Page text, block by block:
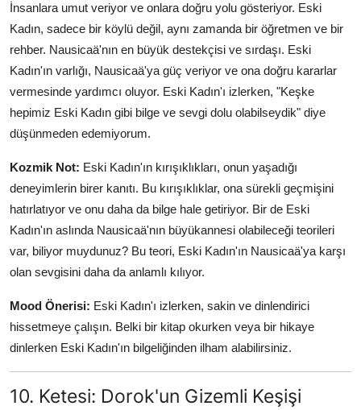
İnsanlara umut veriyor ve onlara doğru yolu gösteriyor. Eski
Kadın, sadece bir köylü değil, aynı zamanda bir öğretmen ve bir
rehber. Nausicaä'nın en büyük destekçisi ve sırdaşı. Eski
Kadın'ın varlığı, Nausicaä'ya güç veriyor ve ona doğru kararlar
vermesinde yardımcı oluyor. Eski Kadın'ı izlerken, "Keşke
hepimiz Eski Kadın gibi bilge ve sevgi dolu olabilseydik" diye
düşünmeden edemiyorum.
Kozmik Not: Eski Kadın'ın kırışıklıkları, onun yaşadığı
deneyimlerin birer kanıtı. Bu kırışıklıklar, ona sürekli geçmişini
hatırlatıyor ve onu daha da bilge hale getiriyor. Bir de Eski
Kadın'ın aslında Nausicaä'nın büyükannesi olabileceği teorileri
var, biliyor muydunuz? Bu teori, Eski Kadın'ın Nausicaä'ya karşı
olan sevgisini daha da anlamlı kılıyor.
Mood Önerisi: Eski Kadın'ı izlerken, sakin ve dinlendirici
hissetmeye çalışın. Belki bir kitap okurken veya bir hikaye
dinlerken Eski Kadın'ın bilgeliğinden ilham alabilirsiniz.
10. Ketesi: Dorok'un Gizemli Keşişi